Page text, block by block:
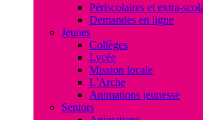
Périscolaires et extra-
Demandes en ligne
Jeunes
Collèges
Lycée
Mission locale
L'Arche
Animations jeunesse
Seniors